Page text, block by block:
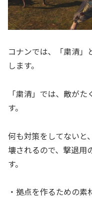
コナンでは、「粛清
します。
「粛清」では、敵が
す。
何も対策をしてないと
壊されるので、撃退用
す。
・拠点を作るための素